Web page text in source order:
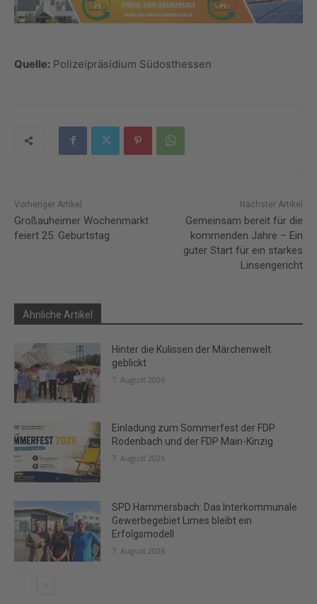
Quelle: Polizeipräsidium Südosthessen
Vorheriger Artikel
Großauheimer Wochenmarkt
feiert 25. Geburtstag
Nächster Artikel
Gemeinsam bereit für die
kommenden Jahre – Ein
guter Start für ein starkes
Linsengericht
Ähnliche Artikel
Hinter die Kulissen der Märchenwelt
geblickt
7. August 2026
Einladung zum Sommerfest der FDP
Rodenbach und der FDP Main-Kinzig
7. August 2026
SPD Hammersbach: Das Interkommunale
Gewerbegebiet Limes bleibt ein
Erfolgsmodell
7. August 2026